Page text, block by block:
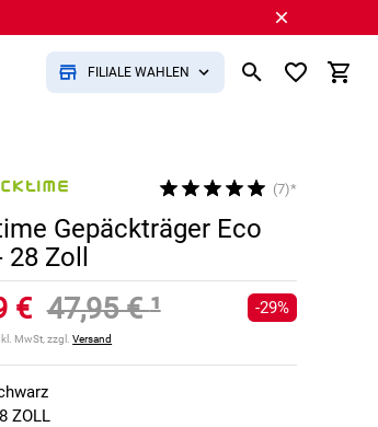
FILIALE WÄHLEN
(7)*
Gepäckträger Eco
Zoll
€ 47,95 €¹
MwSt, zzgl.Versand
-29%
ZOLL